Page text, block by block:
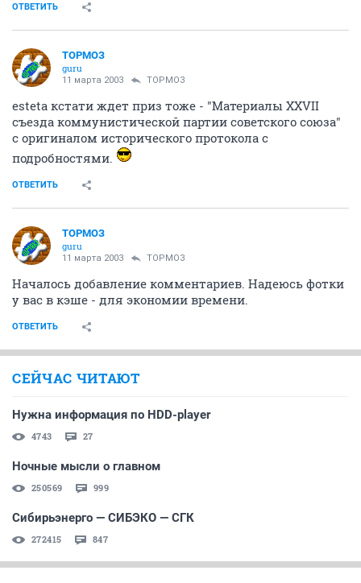
ОТВЕТИТЬ
ТОРМОЗ
guru
11 марта 2003 ТОРМОЗ
esteta кстати ждет приз тоже - "Материалы XXVII
съезда коммунистической партии советского союза"
с оригиналом исторического протокола с
подробностями.
ОТВЕТИТЬ
ТОРМОЗ
guru
11 марта 2003 ТОРМОЗ
Началось добавление комментариев. Надеюсь фотки
у вас в кэше - для экономии времени.
ОТВЕТИТЬ
СЕЙЧАС ЧИТАЮТ
Нужна информация по HDD-player
4743 27
Ночные мысли о главном
250569 999
Сибирьэнерго — СИБЭКО — СГК
272415 847